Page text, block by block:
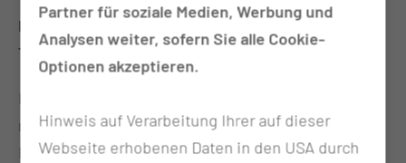
Medikamenten induzierte Schlafendoskopie und
Therapieoptionen
natürlichen Schlafs mit einem Endoskop durch die
Nase beobachtet und die Vibrationen während des
Partner für soziale Medien, Werbung und
Analysen weiter, sofern Sie alle Cookie-
Optionen akzeptieren.
Hinweis auf Verarbeitung Ihrer auf dieser
Webseite erhobenen Daten in den USA durch